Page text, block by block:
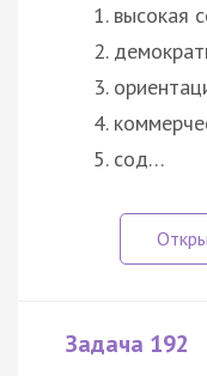
высокая
сод…
Задача 192